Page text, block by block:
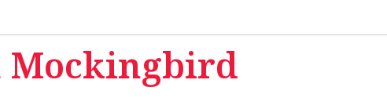
Mockingbird